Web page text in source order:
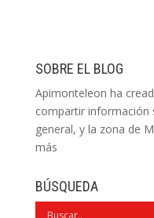
SOBRE EL BLOG
Apimonteleon ha
compartir información
general, y la zona de
más
BÚSQUEDA